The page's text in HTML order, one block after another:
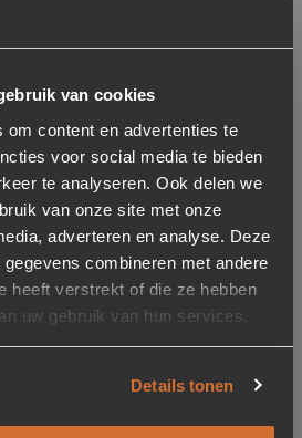
van cookies
om content en advertenties te
voor social media te bieden
te analyseren. Ook delen we
van onze site met onze
adverteren en analyse. Deze
combineren met andere
heeft verstrekt of die ze hebben
uw gebruik van hun services.
Details tonen
39,95.
Vaas Dent 27cm –
Zwart
69,95
Oorspronkelijke prijs was: 69,95.
24,95
Huidige prijs is: 24,95.
1 stuk op voorraad
1-5 werkdagen
Toevoegen aan
Verwijderen van verlanglijst